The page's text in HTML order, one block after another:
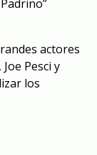
actores
Pesci y
los